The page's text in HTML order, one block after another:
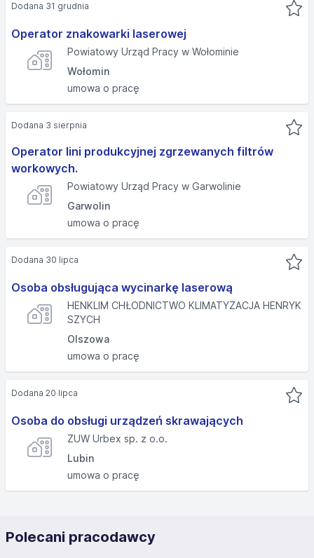
Operator znakowarki laserowej
Powiatowy Urząd Pracy w Wołominie
Wołomin
umowa o pracę
Dodana 31 grudnia
Operator lini produkcyjnej zgrzewanych filtrów
workowych.
Powiatowy Urząd Pracy w Garwolinie
Garwolin
umowa o pracę
Dodana 3 sierpnia
Osoba obsługująca wycinarkę laserową
HENKLIM CHŁODNICTWO KLIMATYZACJA HENRYK
SZYCH
Olszowa
umowa o pracę
Dodana 30 lipca
Osoba do obsługi urządzeń skrawających
ZUW Urbex sp. z o.o.
Lubin
umowa o pracę
Dodana 20 lipca
Polecani pracodawcy